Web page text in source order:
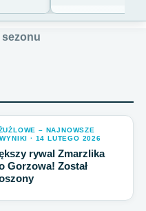
– NAJNOWSZE
· 14 LUTEGO 2026
rywal Zmarzlika
Gorzowa! Został